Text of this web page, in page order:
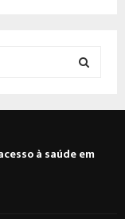
A
à saúde em